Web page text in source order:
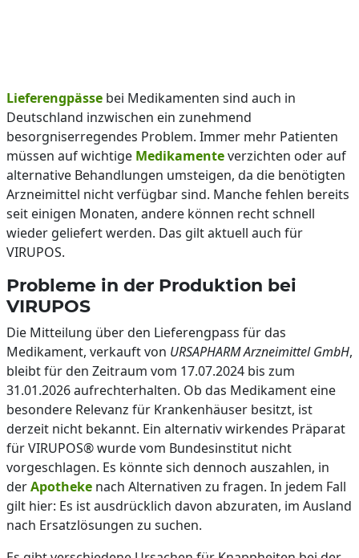
Lieferengpässe bei Medikamenten sind auch in
Deutschland inzwischen ein zunehmend
besorgniserregendes Problem. Immer mehr Patienten
müssen auf wichtige Medikamenteverzichten oder auf
alternative Behandlungen umsteigen, da die benötigten
Arzneimittel nicht verfügbar sind. Manche fehlen bereits
seit einigen Monaten, andere können recht schnell
wieder geliefert werden. Das gilt aktuell auch für
VIRUPOS.
Probleme in der Produktion bei
VIRUPOS
Die Mitteilung über den Lieferengpass für das
Medikament, verkauft von URSAPHARM Arzneimittel GmbH,
bleibt für den Zeitraum vom 17.07.2024 bis zum
31.01.2026 aufrechterhalten. Ob das Medikament eine
besondere Relevanz für Krankenhäuser besitzt, ist
derzeit nicht bekannt. Ein alternativ wirkendes Präparat
für VIRUPOS® wurde vom Bundesinstitut nicht
vorgeschlagen. Es könnte sich dennoch auszahlen, in
derApotheke nach Alternativen zu fragen. In jedem Fall
gilt hier: Es ist ausdrücklich davon abzuraten, im Ausland
nach Ersatzlösungen zu suchen.